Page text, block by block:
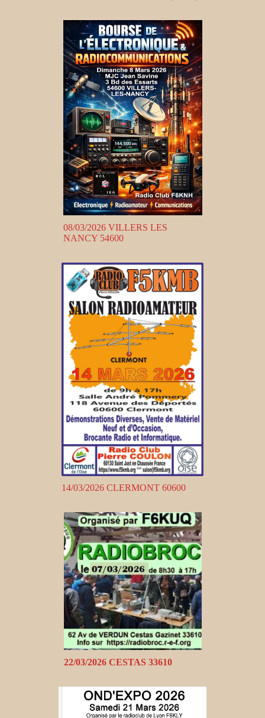
08/03/2026 VILLERS LES
NANCY 54600
14/03/2026 CLERMONT 60600
22/03/2026 CESTAS 33610